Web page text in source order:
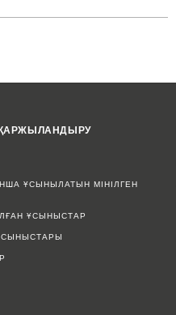
ҰСЫНЫЛАТЫН МІНІЛГЕН
ҰСЫНЫСТАР